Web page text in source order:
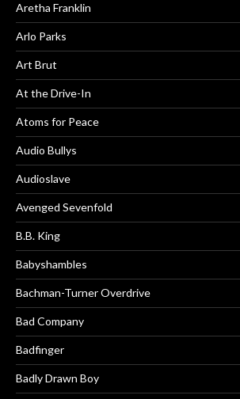
Aretha Franklin
Arlo Parks
Art Brut
At the Drive-In
Atoms for Peace
Audio Bullys
Audioslave
Avenged Sevenfold
B.B. King
Babyshambles
Bachman-Turner Overdrive
Bad Company
Badfinger
Badly Drawn Boy